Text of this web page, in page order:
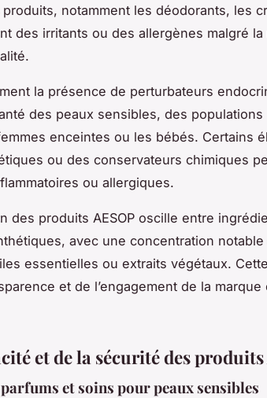
notamment les déodorants, les
des irritants ou des allergènes malgré la
la présence de perturbateurs
des peaux sensibles, des populations
enceintes ou les bébés. Certains
ou des conservateurs chimiques
ou allergiques.
des produits AESOP oscille entre
avec une concentration notable
essentielles ou extraits végétaux.
et de l’engagement de la marque
et de la sécurité des produits
et soins pour peaux sensibles